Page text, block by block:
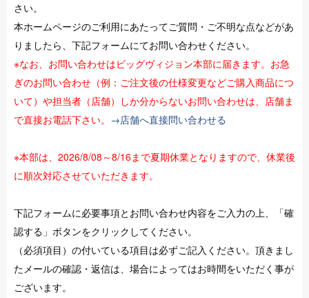
さい。
本ホームページのご利用にあたってご質問・ご不明な点などがあ
りましたら、下記フォームにてお問い合わせください。
※なお、お問い合わせはビッグヴィジョン本部に届きます。お急
ぎのお問い合わせ（例：ご注文後の仕様変更などご購入商品につ
いて）や担当者（店舗）しか分からないお問い合わせは、店舗ま
で直接お電話下さい。 →店舗へ直接問い合わせる
※本部は、2026/8/08～8/16まで夏期休業となりますので、休業後
に順次対応させていただきます。
下記フォームに必要事項とお問い合わせ内容をご入力の上、「確
認する」ボタンをクリックしてください。
（必須項目）の付いている項目は必ずご記入ください。頂きまし
たメールの確認・返信は、場合によってはお時間をいただく事が
ございます。